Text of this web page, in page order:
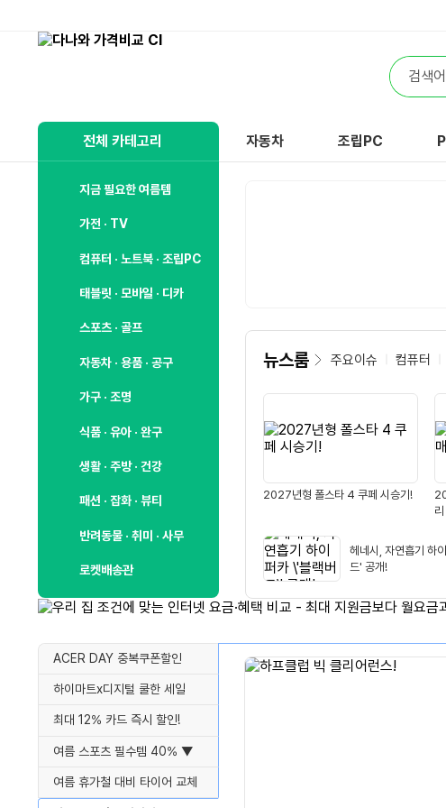
비
사
다
통
합
검
전체 카테고리
지금 필요한 여름템
가전 · TV
컴퓨터 · 노트북 · 조립PC
태블릿 · 모바일 · 디카
스포츠 · 골프
자동차 · 용품 · 공구
가구 · 조명
식품 · 유아 · 완구
생활 · 주방 · 건강
패션 · 잡화 · 뷰티
반려동물 · 취미 · 사무
로켓배송관
자동차 조립PC
뉴스룸 주요이슈 컴퓨터
2027년형 폴스타 4 쿠페 시승기!
리
헤네시, 자연흡기 하
드' 공개!
ACER DAY 중복쿠폰할인
하이마트x디지털 쿨한 세일
최대 12% 카드 즉시 할인!
여름 스포츠 필수템 40% ▼
여름 휴가철 대비 타이어 교체